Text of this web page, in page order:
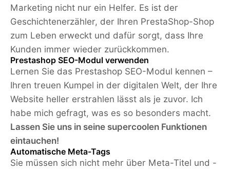
Marketing nicht nur ein Helfer. Es ist der
Geschichtenerzähler, der Ihren PrestaShop-Shop
zum Leben erweckt und dafür sorgt, dass Ihre
Kunden immer wieder zurückkommen.
Prestashop SEO-Modul verwenden
Lernen Sie das Prestashop SEO-Modul kennen –
Ihren treuen Kumpel in der digitalen Welt, der Ihre
Website heller erstrahlen lässt als je zuvor. Ich
habe mich gefragt, was es so besonders macht.
Lassen Sie uns in seine supercoolen Funktionen
eintauchen!
Automatische Meta-Tags
Sie müssen sich nicht mehr über Meta-Titel und -